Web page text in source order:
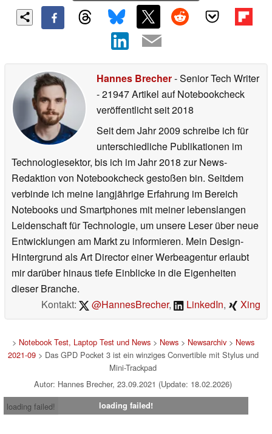
Hannes Brecher- Senior Tech Writer
- 21947 Artikel auf Notebookcheck
veröffentlichtseit 2018
Seit dem Jahr 2009 schreibe ich für
unterschiedliche Publikationen im
Technologiesektor, bis ich im Jahr 2018 zur News-
Redaktion von Notebookcheck gestoßen bin. Seitdem
verbinde ich meine langjährige Erfahrung im Bereich
Notebooks und Smartphones mit meiner lebenslangen
Leidenschaft für Technologie, um unsere Leser über neue
Entwicklungen am Markt zu informieren. Mein Design-
Hintergrund als Art Director einer Werbeagentur erlaubt
mir darüber hinaus tiefe Einblicke in die Eigenheiten
dieser Branche.
Kontakt:
@HannesBrecher, LinkedIn, Xing
> Notebook Test, Laptop Test und News> News> Newsarchiv> News
2021-09> Das GPD Pocket 3 ist ein winziges Convertible mit Stylus und
Mini-Trackpad
Autor: Hannes Brecher, 23.09.2021 (Update: 18.02.2026)
loading failed!
loading failed!